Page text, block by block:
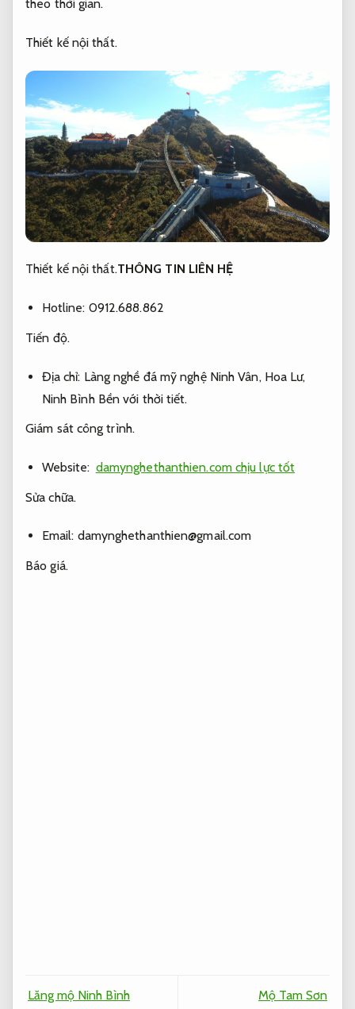
theo thời gian.
Thiết kế nội thất.
Thiết kế nội thất.THÔNG TIN LIÊN HỆ
Hotline: 0912.688.862
Tiến độ.
Địa chỉ: Làng nghề đá mỹ nghệ Ninh Vân, Hoa Lư,
Ninh Bình Bền với thời tiết.
Giám sát công trình.
Website: damynghethanthien.com chịu lực tốt
Sửa chữa.
Email: damynghethanthien@gmail.com
Báo giá.
Lăng mộ Ninh Bình Mộ Tam Sơn